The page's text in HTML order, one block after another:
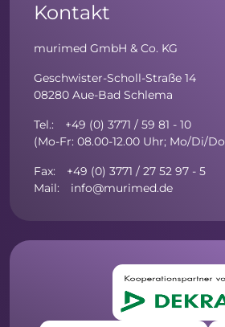
Kontakt
murimed GmbH & Co. KG
Geschwister-Scholl-Straße 14
08280 Aue-Bad Schlema
Tel.: +49 (0) 3771 / 59 81 - 10
(Mo-Fr: 08.00-12.00 Uhr; Mo/Di/
Fax: +49 (0) 3771 / 27 52 97 - 5
Mail: info@murimed.de